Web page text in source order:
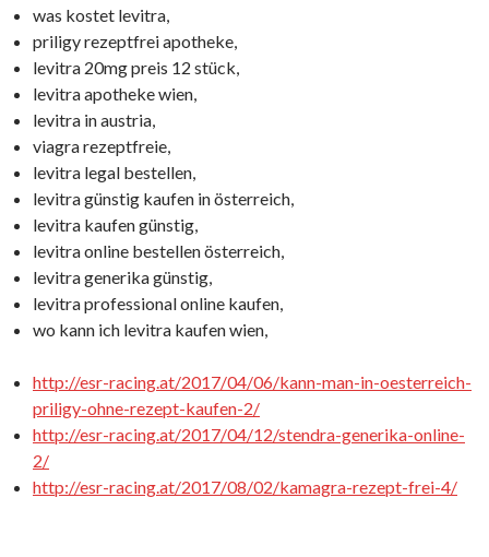
was kostet levitra,
priligy rezeptfrei apotheke,
levitra 20mg preis 12 stück,
levitra apotheke wien,
levitra in austria,
viagra rezeptfreie,
levitra legal bestellen,
levitra günstig kaufen in österreich,
levitra kaufen günstig,
levitra online bestellen österreich,
levitra generika günstig,
levitra professional online kaufen,
wo kann ich levitra kaufen wien,
http://esr-racing.at/2017/04/06/kann-man-in-oesterreich-
priligy-ohne-rezept-kaufen-2/
http://esr-racing.at/2017/04/12/stendra-generika-online-
2/
http://esr-racing.at/2017/08/02/kamagra-rezept-frei-4/